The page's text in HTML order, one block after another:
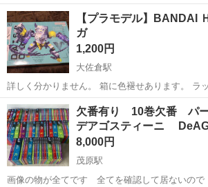
ありましたが 中身の確認のため開封して写真撮りました
が全てになります。
千葉 佐倉市 大佐倉駅 模型、プラモデ
【プラモデル】BANDAI
ガ
1,200円
大佐倉駅
詳しく分かりません。 箱に色褪せあります。 ラップした状態で置いて
ありましたが 中身の確認のため開封して写真撮りました
が全てになります。
千葉 佐倉市 大佐倉駅 模型、プラモデ
欠番有り 10巻欠番 パ
デアゴスティーニ
8,000円
茂原駅
画像の物が全てです 全てを確認して居ないので